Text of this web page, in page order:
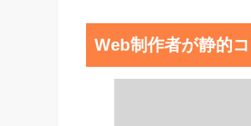
Web制作者が静的